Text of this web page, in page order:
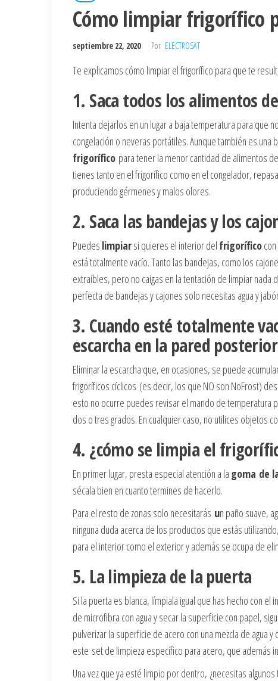
Cómo limpiar frigorífico
septiembre 22, 2020 Por ELECTROSAT
Te explicamos cómo limpiar el frigorífico para que te
1. Saca todos los alimentos
Intenta dejarlos en un lugar a baja temperatura para que
congelación o neveras portátiles. Aunque también es
frigorífico para tener la menor cantidad de alimentos
tienes tanto en el frigorífico como en el congelador,
produciendo gérmenes y malos olores.
2. Saca las bandejas y los
Puedes limpiarsi quieres el interior del frigorífico
está totalmente vacío. Tanto las bandejas, como los
extraíbles, pero no caigas en la tentación de limpiar
perfecta de bandejas y cajones solo necesitas agua y
3. Cuando esté totalmente
escarcha en la pared
Eliminar la escarcha que, en ocasiones, se puede
frigoríficos cíclicos (es decir, los que NO son NoFrost)
esto no ocurre puedes revisar el mando de temperatura
dos o tres grados. En cualquier caso, no utilices objetos
4. ¿cómo se limpia el
En primer lugar, presta especial atención a la goma de
sécala bien en cuanto termines de hacerlo.
Para el resto de zonas solo necesitarás un paño suave,
ninguna duda acerca de los productos que estás
para el interior como el exterior y además se ocupa de
5. La limpieza de la puerta
Si la puerta es blanca, límpiala igual que has hecho con
de microfibra con agua y secar la superficie con papel,
pulverizar la superficie de acero con una mezcla de agua
este set de limpieza específico para acero, que además
Una vez que ya esté limpio por dentro, ¿necesitas